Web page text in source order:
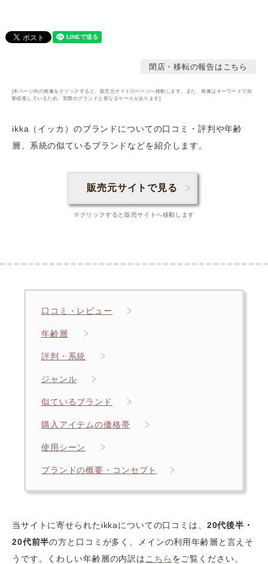
閉店・移転の報告はこちら
[本ページ内の画像をクリックすると、販売元サイトのページへ移動します。また、画像はキーワードで自
動収集しているため、実際のブランドと異なるケースがあります]
ikka（イッカ）のブランドについての口コミ・評判や年齢
層
、系統の似ているブランドなどを紹介します。
販売元サイトで見る
※クリックすると販売サイトへ移動します
口コミ・レビュー
年齢層
評判・系統
ジャンル
似ているブランド
購入アイテムの価格帯
使用シーン
ブランドの概要・コンセプト
当サイトに寄せられたikkaについての口コミは、 20代後半・
20代前半の方と口コミが多く、メインの利用年齢層と言えそ
うです。くわしい年齢層の内訳は こちら をご覧ください。